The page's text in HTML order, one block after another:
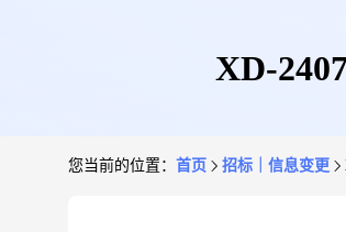
XD-
您当前的位置： 首页 招标｜信息变更